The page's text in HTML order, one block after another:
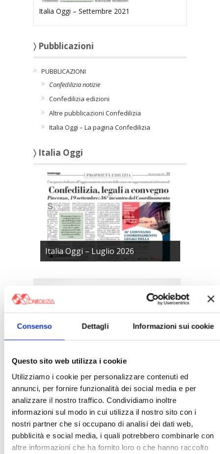
Consenso Dettagli Informazioni sui cookie
Questo sito web utilizza i cookie
Utilizziamo i cookie per personalizzare contenuti ed
annunci, per fornire funzionalità dei social media e per
analizzare il nostro traffico. Condividiamo inoltre
informazioni sul modo in cui utilizza il nostro sito con i
nostri partner che si occupano di analisi dei dati web,
pubblicità e social media, i quali potrebbero combinarle con
altre informazioni che ha fornito loro o che hanno raccolto
Italia Oggi – Settembre 2021
〉 Pubblicazioni
PUBBLICAZIONI
Confedilizia notizie
Confedilizia edizioni
Altre pubblicazioni Confedilizia
Italia Oggi – La pagina Confedilizia
〉 Italia Oggi
Italia Oggi – Luglio 2026
〉 Confedilizia notizie